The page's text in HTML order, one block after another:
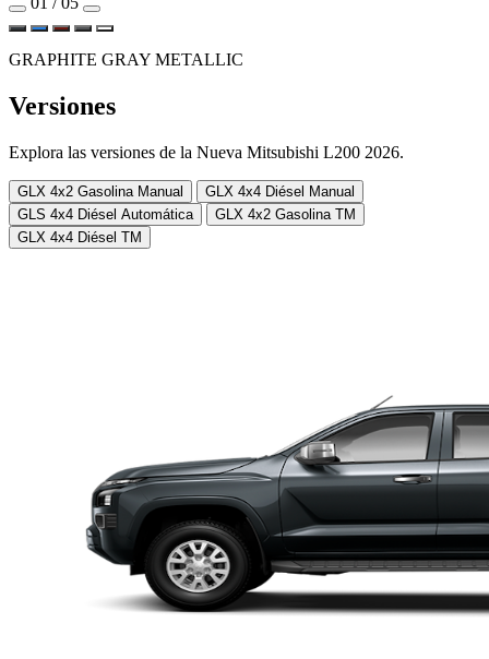
GRAPHITE GRAY METALLIC
Versiones
Explora las versiones de la Nueva Mitsubishi L200 2026.
GLX 4x2 Gasolina Manual
GLX 4x4 Diésel Manual
GLS 4x4 Diésel Automática
GLX 4x2 Gasolina TM
GLX 4x4 Diésel TM